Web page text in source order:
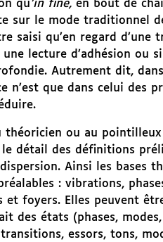
qu’in fine,en bout de
sur le mode traditionnel
saisi qu’en regard d’une
une lecture d’adhésion ou
Autrement dit,
n’est que dans celui des
théoricien ou au
détail des définitions
Ainsi les bases
: vibrations,
et foyers. Elles peuvent
des états (phases,
essors, tons,